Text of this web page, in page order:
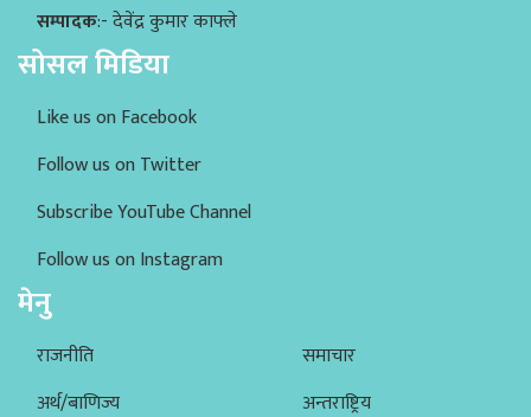
सम्पादक:- देवेंद्र कुमार काफ्ले
सोसल मिडिया
Like us on Facebook
Follow us on Twitter
Subscribe YouTube Channel
Follow us on Instagram
मेनु
राजनीति
अर्थ/बाणिज्य
समाचार
अन्तराष्ट्रिय